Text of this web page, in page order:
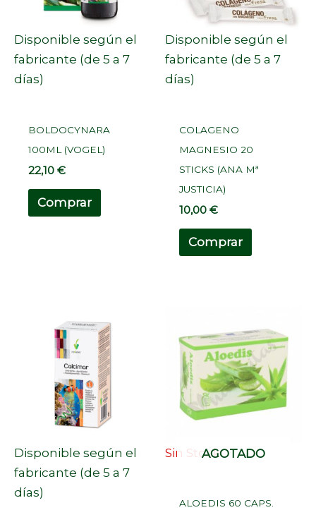
Disponible según el
fabricante (de 5 a 7
días)
BOLDOCYNARA
100ML (VOGEL)
22,10€
Comprar
Disponible según el
fabricante (de 5 a 7
días)
COLAGENO
MAGNESIO 20
STICKS (ANA Mª
JUSTICIA)
10,00€
Comprar
Disponible según el
fabricante (de 5 a 7
días)
AGOTADO
Sin Stock
ALOEDIS 60 CAPS.